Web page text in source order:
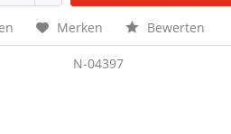
Merken Bewerten
N-04397